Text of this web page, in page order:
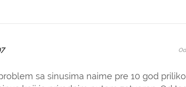
sa sinusima naime pre 10 god